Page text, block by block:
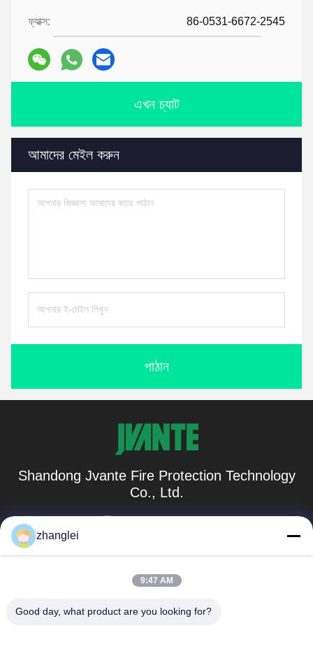
ফ্যাক্স: 86-0531-6672-2545
এখন চ্যাট
আমাদের মেইল করুন
পাঠান
Shandong Jvante Fire Protection Technology
Co., Ltd.
zhanglei@jvante.com
রুম ১০১০, বিল্ডিং সি, বিনহে বিজনেস সেন্টার, নং ৮৮৮৮, উত্তর জিয়াওছিং নদী
zhanglei
9:47 AM
Good day, what product are you looking for?